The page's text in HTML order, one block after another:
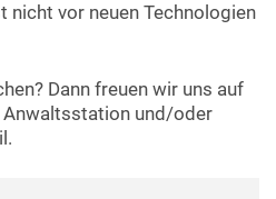
nicht vor neuen Technologien
Dann freuen wir uns auf
Anwaltsstation und/oder